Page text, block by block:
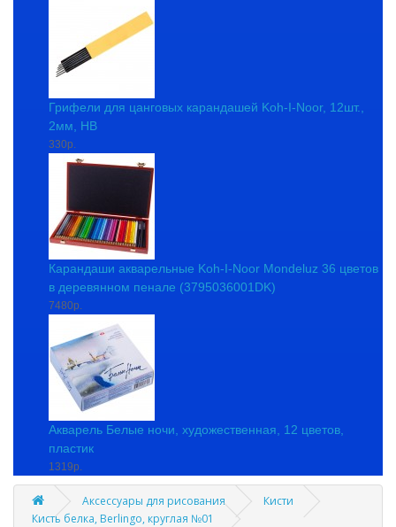
Грифели для цанговых карандашей Koh-I-Noor, 12шт.,
2мм, HB
330р.
Карандаши акварельные Koh-I-Noor Mondeluz 36 цветов
в деревянном пенале (3795036001DK)
7480р.
Акварель Белые ночи, художественная, 12 цветов,
пластик
1319р.
Аксессуары для рисования
Кисти
Кисть белка, Berlingo, круглая №01